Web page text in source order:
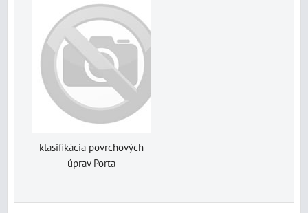
klasifikácia povrchových
úprav Porta